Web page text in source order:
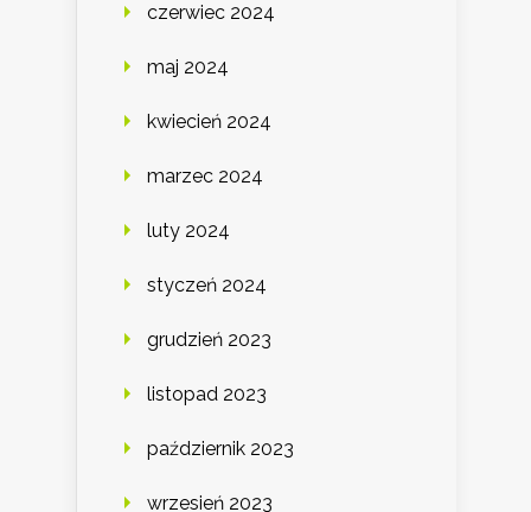
czerwiec 2024
maj 2024
kwiecień 2024
marzec 2024
luty 2024
styczeń 2024
grudzień 2023
listopad 2023
październik 2023
wrzesień 2023